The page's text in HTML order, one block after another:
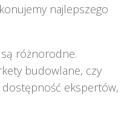
najlepszego
różnorodne.
budowlane, czy
dostępność ekspertów,